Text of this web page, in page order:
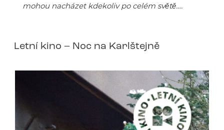
mohou nacházet kdekoliv po celém světě….
Letní kino – Noc na Karlštejně